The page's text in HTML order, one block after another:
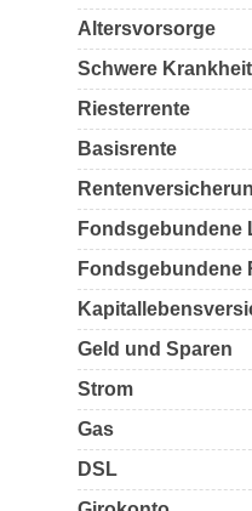
Altersvorsorge
Schwere
Riesterrente
Basisrente
Fondsgebundene
Fondsgebundene
Geld und Sparen
Strom
Gas
DSL